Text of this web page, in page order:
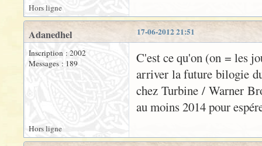
Hors ligne
17-06-2012 21:51
Adanedhel
Inscription : 2002
Messages : 189
C'est ce qu'on (on = les
arriver la future bilogie
chez Turbine / Warner
au moins 2014 pour
Hors ligne